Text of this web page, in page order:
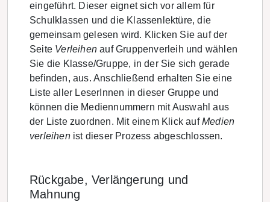
eingeführt. Dieser eignet sich vor allem für
Schulklassen und die Klassenlektüre, die
gemeinsam gelesen wird. Klicken Sie auf der
Seite Verleihen auf Gruppenverleih und wählen
Sie die Klasse/Gruppe, in der Sie sich gerade
befinden, aus. Anschließend erhalten Sie eine
Liste aller LeserInnen in dieser Gruppe und
können die Mediennummern mit Auswahl aus
der Liste zuordnen. Mit einem Klick aufMedien
verleihenist dieser Prozess abgeschlossen.
Rückgabe, Verlängerung und
Mahnung